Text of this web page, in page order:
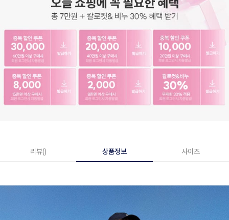
리뷰() 상품정보 사이즈